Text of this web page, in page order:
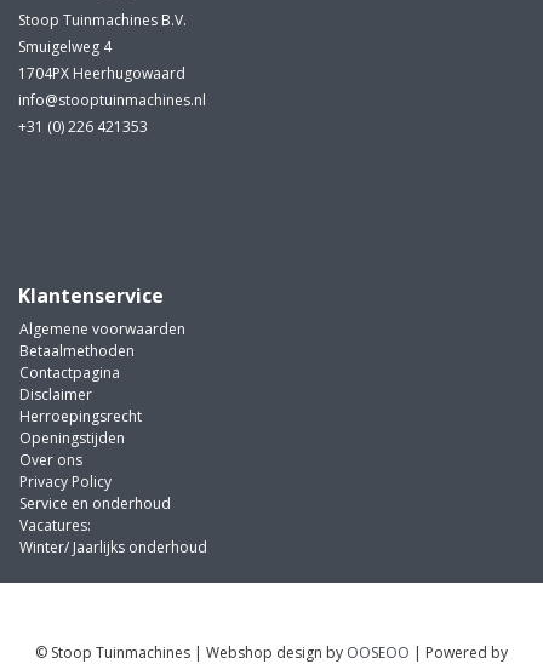
Stoop Tuinmachines B.V.
Smuigelweg 4
1704PX Heerhugowaard
info@stooptuinmachines.nl
+31 (0) 226 421353
Klantenservice
Algemene voorwaarden
Betaalmethoden
Contactpagina
Disclaimer
Herroepingsrecht
Openingstijden
Over ons
Privacy Policy
Service en onderhoud
Vacatures:
Winter/ Jaarlijks onderhoud
© Stoop Tuinmachines | Webshop design by OOSEOO | Powered by